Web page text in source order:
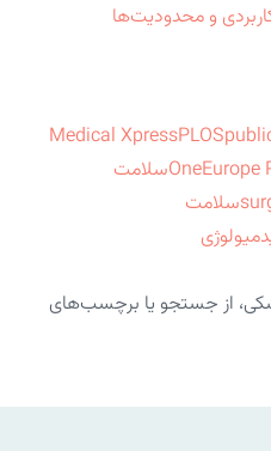
و محدودیت‌ها
Medical XpressPLOS
OneEurope
سلامت
سلامت
از جستجو یا برچسب‌های